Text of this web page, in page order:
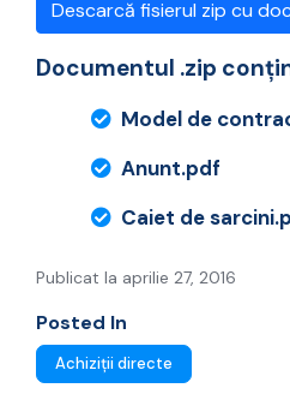
Descarcă fisierul zip cu
Documentul .zip
Model de
Anunt.pdf
Caiet de
Publicat la aprilie 27, 2016
Posted In
Achiziții directe